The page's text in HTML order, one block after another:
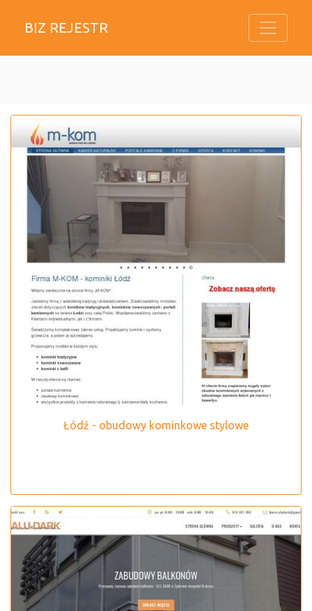
BIZ REJESTR
Łódź - obudowy kominkowe stylowe